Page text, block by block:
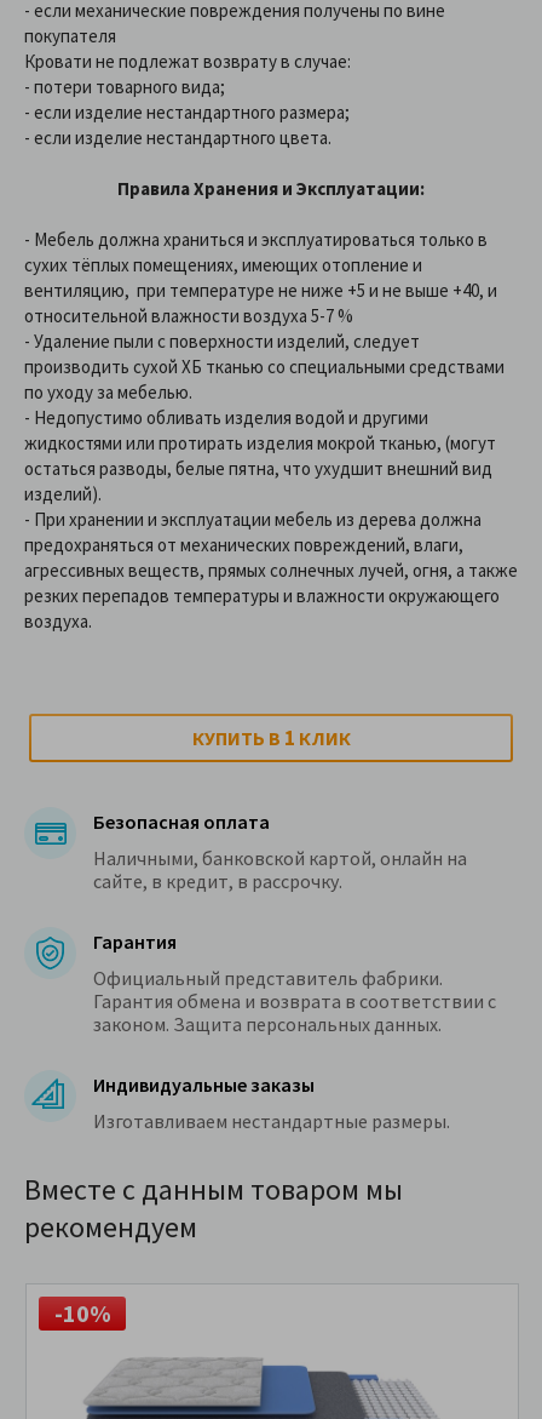
- если механические повреждения получены по вине
покупателя
Кровати не подлежат возврату в случае:
- потери товарного вида;
- если изделие нестандартного размера;
- если изделие нестандартного цвета.
Правила Хранения и Эксплуатации:
- Мебель должна храниться и эксплуатироваться только в
сухих тёплых помещениях, имеющих отопление и
вентиляцию, при температуре не ниже +5 и не выше +40, и
относительной влажности воздуха 5-7 %
- Удаление пыли с поверхности изделий, следует
производить сухой ХБ тканью со специальными средствами
по уходу за мебелью.
- Недопустимо обливать изделия водой и другими
жидкостями или протирать изделия мокрой тканью, (могут
остаться разводы, белые пятна, что ухудшит внешний вид
изделий).
- При хранении и эксплуатации мебель из дерева должна
предохраняться от механических повреждений, влаги,
агрессивных веществ, прямых солнечных лучей, огня, а также
резких перепадов температуры и влажности окружающего
воздуха.
КУПИТЬ В 1 КЛИК
Безопасная оплата
Наличными, банковской картой, онлайн на
сайте, в кредит, в рассрочку.
Гарантия
Официальный представитель фабрики.
Гарантия обмена и возврата в соответствии с
законом. Защита персональных данных.
Индивидуальные заказы
Изготавливаем нестандартные размеры.
Вместе с данным товаром мы
рекомендуем
-10%